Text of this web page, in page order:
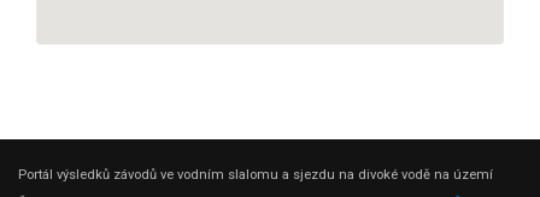
Portál výsledků závodů ve vodním slalomu a sjezdu na divoké vodě na území